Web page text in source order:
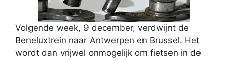
Volgende week, 9 december, verdwijnt de
Beneluxtrein naar Antwerpen en Brussel. Het
wordt dan vrijwel onmogelijk om fietsen in de